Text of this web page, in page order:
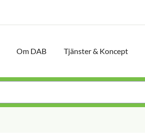
Om DAB Tjänster & Koncept